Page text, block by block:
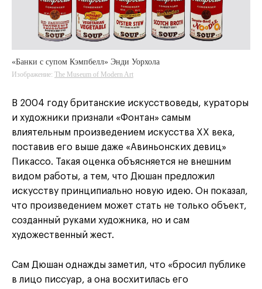
«Банки с супом Кэмпбелл» Энди Уорхола
Изображение: The Museum of Modern ArtYouTube
В 2004 году британские искусствоведы, кураторы
и художники признали «Фонтан» самым
влиятельным произведением искусства XX века,
поставив его выше даже «Авиньонских девиц»
Пикассо. Такая оценка объясняется не внешним
видом работы, а тем, что Дюшан предложил
искусству принципиально новую идею. Он показал,
что произведением может стать не только объект,
созданный руками художника, но и сам
художественный жест.
Сам Дюшан однажды заметил, что «бросил публике
в лицо писсуар, а она восхитилась его